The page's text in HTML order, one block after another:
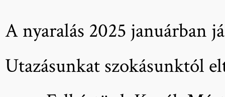
A nyaralás 2025 januárban
Utazásunkat szokásunktól